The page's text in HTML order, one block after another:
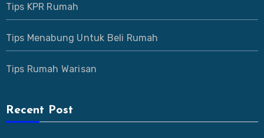
Tips KPR Rumah
Tips Menabung Untuk Beli Rumah
Tips Rumah Warisan
Recent Post